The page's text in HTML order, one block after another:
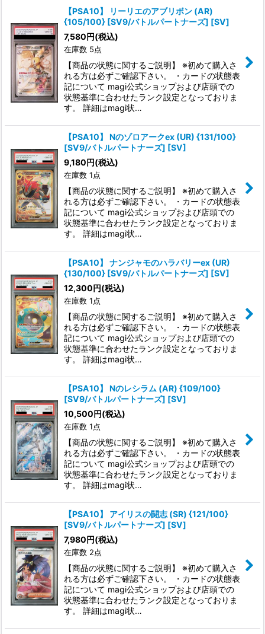
【PSA10】 リーリエのアブリボン (AR)
{105/100} [SV9/バトルパートナーズ] [SV]
7,580円(税込)
在庫数 5点
【商品の状態に関するご説明】 ※初めて購入さ
れる方は必ずご確認下さい。 ・カードの状態表
記について magi公式ショップおよび店頭での
状態基準に合わせたランク設定となっておりま
す。 詳細はmagi状…
【PSA10】 Nのゾロアークex (UR) {131/100}
[SV9/バトルパートナーズ] [SV]
9,180円(税込)
在庫数 1点
【商品の状態に関するご説明】 ※初めて購入さ
れる方は必ずご確認下さい。 ・カードの状態表
記について magi公式ショップおよび店頭での
状態基準に合わせたランク設定となっておりま
す。 詳細はmagi状…
【PSA10】 ナンジャモのハラバリーex (UR)
{130/100} [SV9/バトルパートナーズ] [SV]
12,300円(税込)
在庫数 1点
【商品の状態に関するご説明】 ※初めて購入さ
れる方は必ずご確認下さい。 ・カードの状態表
記について magi公式ショップおよび店頭での
状態基準に合わせたランク設定となっておりま
す。 詳細はmagi状…
【PSA10】 Nのレシラム (AR) {109/100}
[SV9/バトルパートナーズ] [SV]
10,500円(税込)
在庫数 1点
【商品の状態に関するご説明】 ※初めて購入さ
れる方は必ずご確認下さい。 ・カードの状態表
記について magi公式ショップおよび店頭での
状態基準に合わせたランク設定となっておりま
す。 詳細はmagi状…
【PSA10】 アイリスの闘志 (SR) {121/100}
[SV9/バトルパートナーズ] [SV]
7,980円(税込)
在庫数 2点
【商品の状態に関するご説明】 ※初めて購入さ
れる方は必ずご確認下さい。 ・カードの状態表
記について magi公式ショップおよび店頭での
状態基準に合わせたランク設定となっておりま
す。 詳細はmagi状…